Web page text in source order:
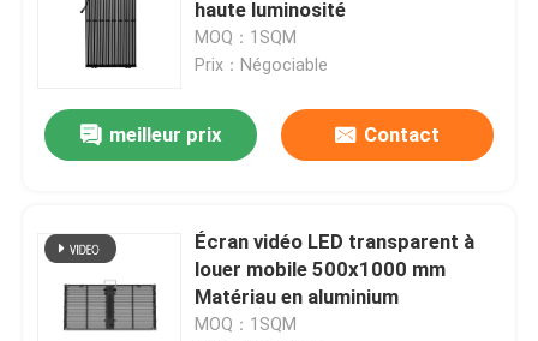
haute luminosité
MOQ：1SQM
Prix：Négociable
meilleur prix Contact
Écran vidéo LED transparent à
louer mobile 500x1000 mm
Matériau en aluminium
MOQ：1SQM